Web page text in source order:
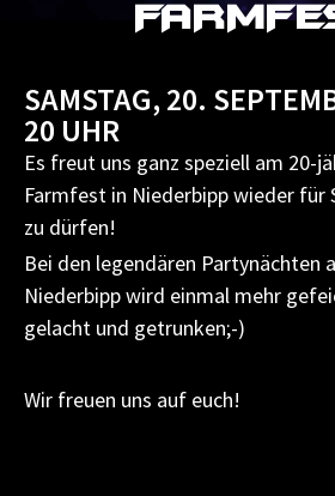
SAMSTAG, 20.
20 UHR
Es freut uns ganz speziell am 20-
Farmfest in Niederbipp wieder für
zu dürfen!
Bei den legendären Partynächten
Niederbipp wird einmal mehr
gelacht und getrunken;-)
Wir freuen uns auf euch!